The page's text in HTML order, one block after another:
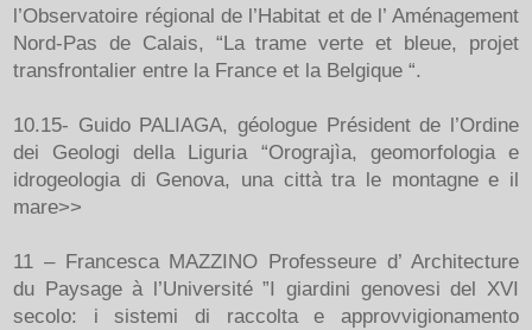
l’Observatoire régional de l’Habitat et de l’ Aménagement
Nord-Pas de Calais, “La trame verte et bleue, projet
transfrontalier entre la France et la Belgique “.
10.15- Guido PALIAGA, géologue Président de l’Ordine
dei Geologi della Liguria “Orograjìa, geomorfologia e
idrogeologia di Genova, una città tra le montagne e il
mare>>
11 – Francesca MAZZINO Professeure d’ Architecture
du Paysage à l’Université ”I giardini genovesi del XVI
secolo: i sistemi di raccolta e approvvigionamento